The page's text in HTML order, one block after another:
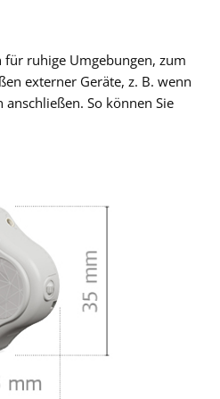
für ruhige Umgebungen, zum
externer Geräte, z. B. wenn
anschließen. So können Sie